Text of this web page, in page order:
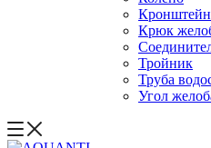
Крюк
Тройник
Труба
Угол